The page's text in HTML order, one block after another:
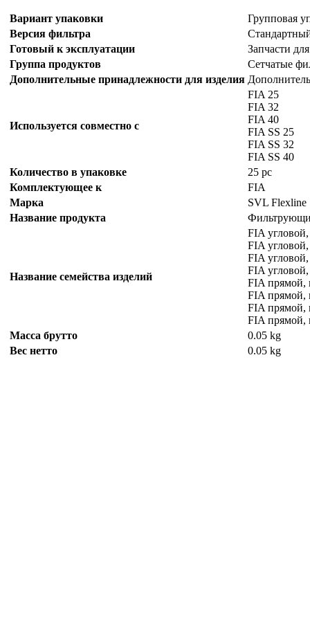
Вариант упаковки
Групповая
Версия фильтра
Готовый к эксплуатации
Запчасти
Группа продуктов
Сетчатые
Дополнительные принадлежности для изделия
Используется совместно с
FIA 25
FIA 32
FIA 40
FIA SS 25
FIA SS 32
FIA SS 40
Количество в упаковке
25 pc
Комплектующее к
FIA
Марка
SVL Flexline
Название продукта
Название семейства изделий
FIA
FIA
FIA
FIA
FIA прямой,
FIA прямой,
FIA прямой,
FIA прямой,
Масса брутто
0.05 kg
Вес нетто
0.05 kg